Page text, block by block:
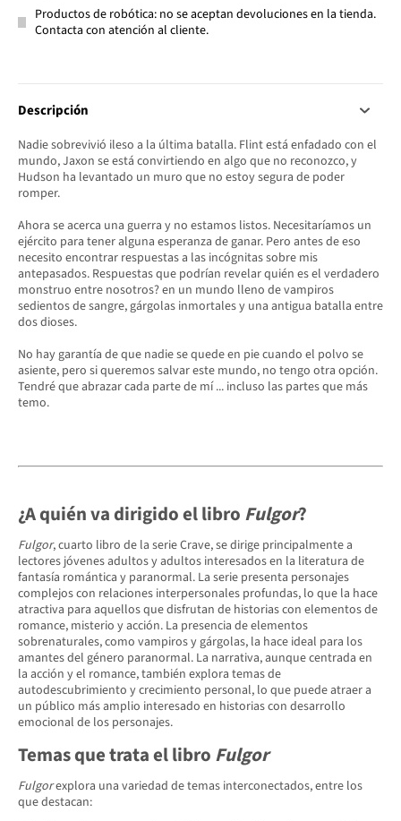
Productos de robótica: no se aceptan devoluciones en la tienda.
Contacta con atención al cliente.
Descripción
Nadie sobrevivió ileso a la última batalla. Flint está enfadado con el
mundo, Jaxon se está convirtiendo en algo que no reconozco, y
Hudson ha levantado un muro que no estoy segura de poder
romper.
Ahora se acerca una guerra y no estamos listos. Necesitaríamos un
ejército para tener alguna esperanza de ganar. Pero antes de eso
necesito encontrar respuestas a las incógnitas sobre mis
antepasados. Respuestas que podrían revelar quién es el verdadero
monstruo entre nosotros? en un mundo lleno de vampiros
sedientos de sangre, gárgolas inmortales y una antigua batalla entre
dos dioses.
No hay garantía de que nadie se quede en pie cuando el polvo se
asiente, pero si queremos salvar este mundo, no tengo otra opción.
Tendré que abrazar cada parte de mí ... incluso las partes que más
temo.
¿A quién va dirigido el libro Fulgor?
Fulgor, cuarto libro de la serie Crave, se dirige principalmente a
lectores jóvenes adultos y adultos interesados en la literatura de
fantasía romántica y paranormal. La serie presenta personajes
complejos con relaciones interpersonales profundas, lo que la hace
atractiva para aquellos que disfrutan de historias con elementos de
romance, misterio y acción. La presencia de elementos
sobrenaturales, como vampiros y gárgolas, la hace ideal para los
amantes del género paranormal. La narrativa, aunque centrada en
la acción y el romance, también explora temas de
autodescubrimiento y crecimiento personal, lo que puede atraer a
un público más amplio interesado en historias con desarrollo
emocional de los personajes.
Temas que trata el libro Fulgor
Fulgorexplora una variedad de temas interconectados, entre los
que destacan: